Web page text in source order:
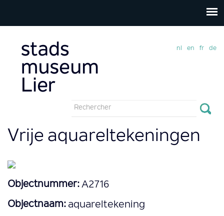
Formulaire
recherche
nl en fr de
Vrije aquareltekeningen
Objectnummer: A2716
Objectnaam: aquareltekening